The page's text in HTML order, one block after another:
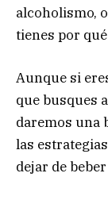
alcoholismo,
tienes por
Aunque si
que busques
daremos una
las
dejar de